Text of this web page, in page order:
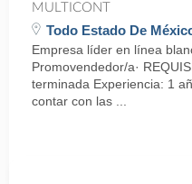
MULTICONT
Todo Estado De
Empresa líder en línea
Promovendedor/a·
terminada Experiencia: 1
contar con las ...